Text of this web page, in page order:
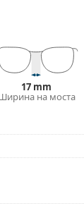
за тях. Някои
нашето
17 mm
на моста